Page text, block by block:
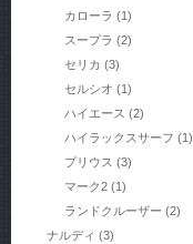
カローラ (1)
スープラ (2)
セリカ (3)
セルシオ (1)
ハイエース (2)
ハイラックスサーフ (1)
プリウス (3)
マーク2 (1)
ランドクルーザー (2)
ナルディ (3)